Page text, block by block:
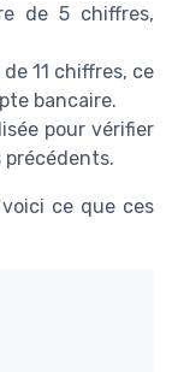
de 5 chiffres,
11 chiffres, ce
bancaire.
pour vérifier
précédents.
ce que ces